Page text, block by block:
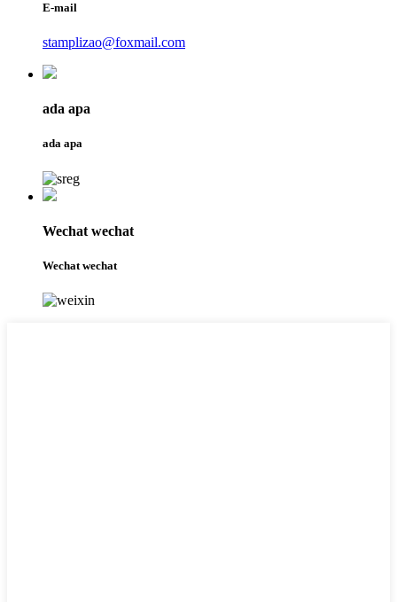
E-mail
stamplizao@foxmail.com
ada apa
ada apa
Wechat wechat
Wechat wechat